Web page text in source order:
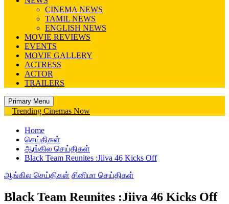
CINEMA NEWS
TAMIL NEWS
ENGLISH NEWS
MOVIE REVIEWS
EVENTS
MOVIE GALLERY
ACTRESS
ACTOR
TRAILERS
Primary Menu
Home
செய்திகள்
ஆங்கில செய்திகள்
Black Team Reunites :Jiiva 46 Kicks Off
ஆங்கில செய்திகள் சினிமா செய்திகள்
Black Team Reunites :Jiiva 46 Kicks Off